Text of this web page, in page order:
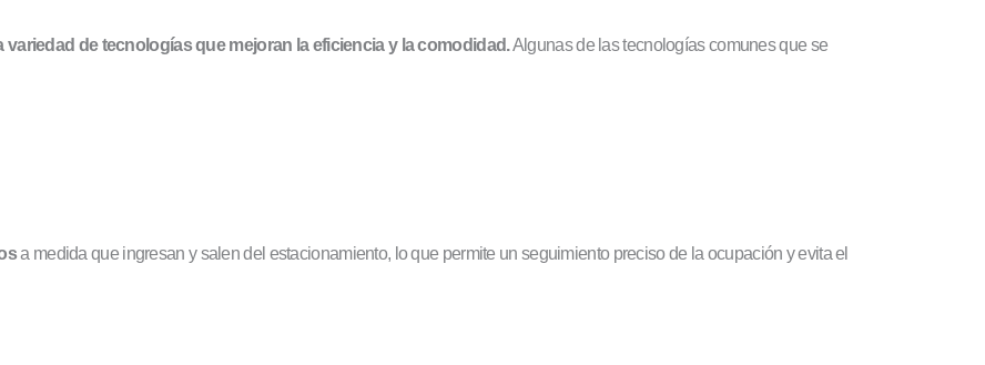
de tecnologías que mejoran la eficiencia y la comodidad.Algunas de las tecnologías comunes que se
a medida que ingresan y salen del estacionamiento, lo que permite un seguimiento preciso de la ocupación y evita el